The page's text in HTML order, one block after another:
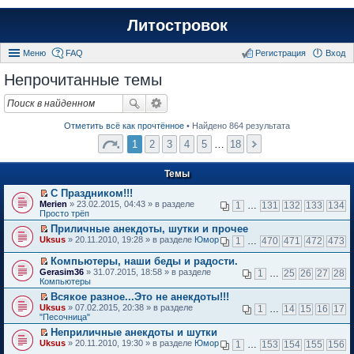
Литостровок
Меню FAQ Вход
Регистрация
Непрочитанные темы
Отметить всё как прочтённое • Найдено 864 результата
1 2 3 4 5 18
Темы
П
е
р
й
и
к
п
е
р
в
о
м
у
н
С Праздником!!!
1 … 131 132 133 134
Merien » 23.02.2015, 04:43 » в разделе
Просто трёп
П
р
е
й
т
и
к
п
е
р
в
Приличные анекдоты, шутки и прочее
1 … 470 471 472 473
Uksus » 20.11.2010, 19:28 » в разделе Юмор
П
е
р
е
й
т
и
к
п
Компьютеры, наши беды и радости.
1 … 25 26 27 28
Gerasim36 » 31.07.2015, 18:58 » в разделе
Компьютеры
П
е
р
е
й
Всякое разное...Это не анекдоты!!!
1 … 14 15 16 17
Uksus » 07.02.2015, 20:38 » в разделе
"Песочница"
П
Неприличные анекдоты и шутки
1 … 153 154 155 156
Uksus » 20.11.2010, 19:30 » в разделе Юмор